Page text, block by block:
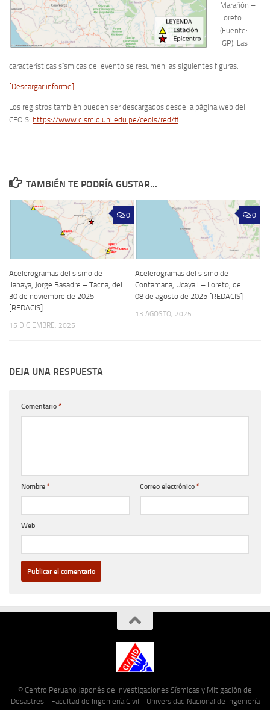
Marañón –
Loreto
(Fuente:
IGP). Las
características sísmicas del evento se resumen las siguientes figuras:
[Descargar informe]
Los registros también pueden ser descargados desde la página web del
CEOIS: https://www.cismid.uni.edu.pe/ceois/red/#
TAMBIÉN TE PODRÍA GUSTAR...
0
Acelerogramas del sismo de
Ilabaya, Jorge Basadre – Tacna, del
30 de noviembre de 2025
[REDACIS]
15 DICIEMBRE, 2025
0
Acelerogramas del sismo de
Contamana, Ucayali – Loreto, del
08 de agosto de 2025 [REDACIS]
13 AGOSTO, 2025
DEJA UNA RESPUESTA
Comentario *
Nombre * Correo electrónico *
Web
© Centro Peruano Japonés de Investigaciones Sísmicas y Mitigación de
Desastres - Facultad de Ingeniería Civil - Universidad Nacional de Ingeniería